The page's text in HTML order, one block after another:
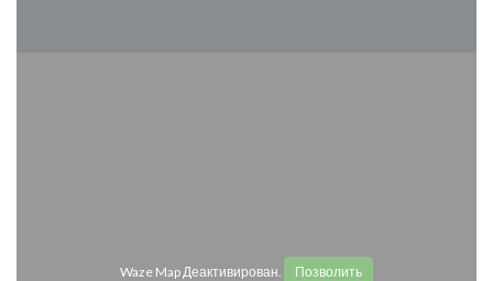
Waze Map Деактивирован. Позволить